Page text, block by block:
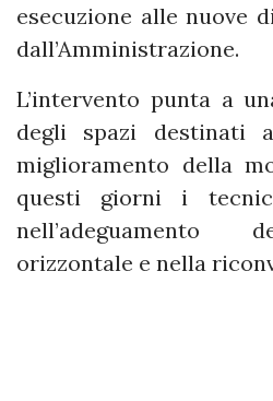
esecuzione alle nuove
dall’Amministrazione.
L’intervento punta a
degli spazi destinati
miglioramento della
questi giorni i
nell’adeguamento
orizzontale e nella